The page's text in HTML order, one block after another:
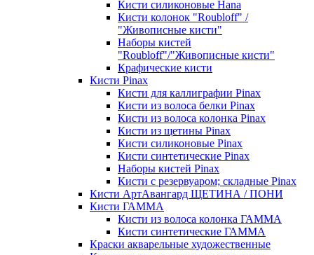
Кисти силиконовые Hana
Кисти колонок "Roubloff" /
"Живописные кисти"
Наборы кистей
"Roubloff"/"Живописные кисти"
Крафические кисти
Кисти Pinax
Кисти для каллиграфии Pinax
Кисти из волоса белки Pinax
Кисти из волоса колонка Pinax
Кисти из щетины Pinax
Кисти силиконовые Pinax
Кисти синтетические Pinax
Наборы кистей Pinax
Кисти с резервуаром; складные Pinax
Кисти АртАвангард ЩЕТИНА / ПОНИ
Кисти ГАММА
Кисти из волоса колонка ГАММА
Кисти синтетические ГАММА
Краски акварельные художественные